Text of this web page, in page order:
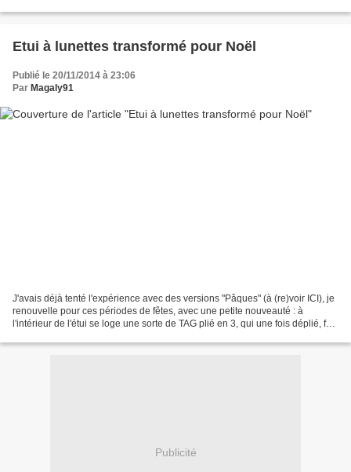
Etui à lunettes transformé pour Noël
Publié le 20/11/2014 à 23:06
Par Magaly91
J'avais déjà tenté l'expérience avec des versions "Pâques" (à (re)voir ICI), je
renouvelle pour ces périodes de fêtes, avec une petite nouveauté : à
l'intérieur de l'étui se loge une sorte de TAG plié en 3, qui une fois déplié, fait
Publicité